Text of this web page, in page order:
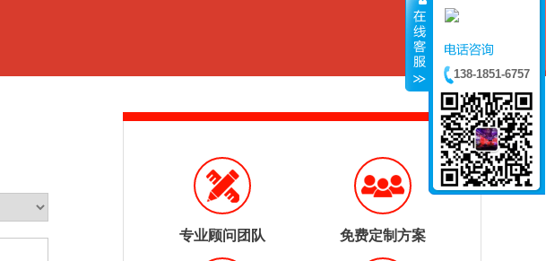
专业顾问团队 免费定制方案
138-1851-6757